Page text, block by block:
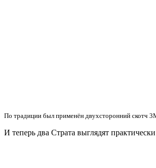
По традиции был применён двухсторонний скотч
И теперь два Страта выглядят